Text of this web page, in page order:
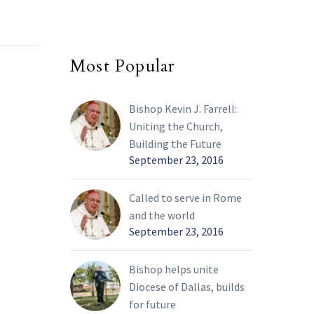
importante que estemos
aquí juntos para una misa
para nosotros como…
Most Popular
Bishop Kevin J. Farrell:
Uniting the Church,
Building the Future
September 23, 2016
Called to serve in Rome
and the world
September 23, 2016
Bishop helps unite
Diocese of Dallas, builds
for future